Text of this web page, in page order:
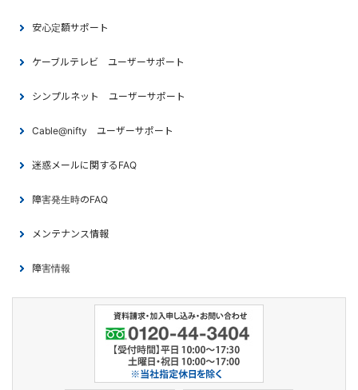
安心定額サポート
ケーブルテレビ ユーザーサポート
シンプルネット ユーザーサポート
Cable@nifty ユーザーサポート
迷惑メールに関するFAQ
障害発生時のFAQ
メンテナンス情報
障害情報